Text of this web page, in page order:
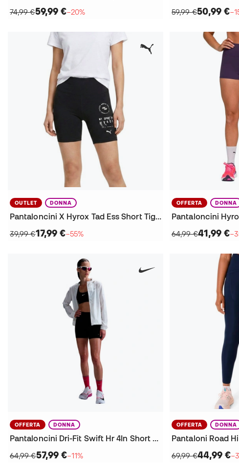
74,99 €59,99 €−20%
59,99 €50,99 €
OUTLET DONNA
Pantaloncini X Hyrox Tad Ess Short Tight da Donna
39,99 €17,99 €−55%
OFFERTA DONNA
64,99 €41,99 €
OFFERTA DONNA
Pantaloncini Dri-Fit Swift Hr 4In Short da Donna
64,99 €57,99 €−11%
OFFERTA DONNA
69,99 €44,99 €